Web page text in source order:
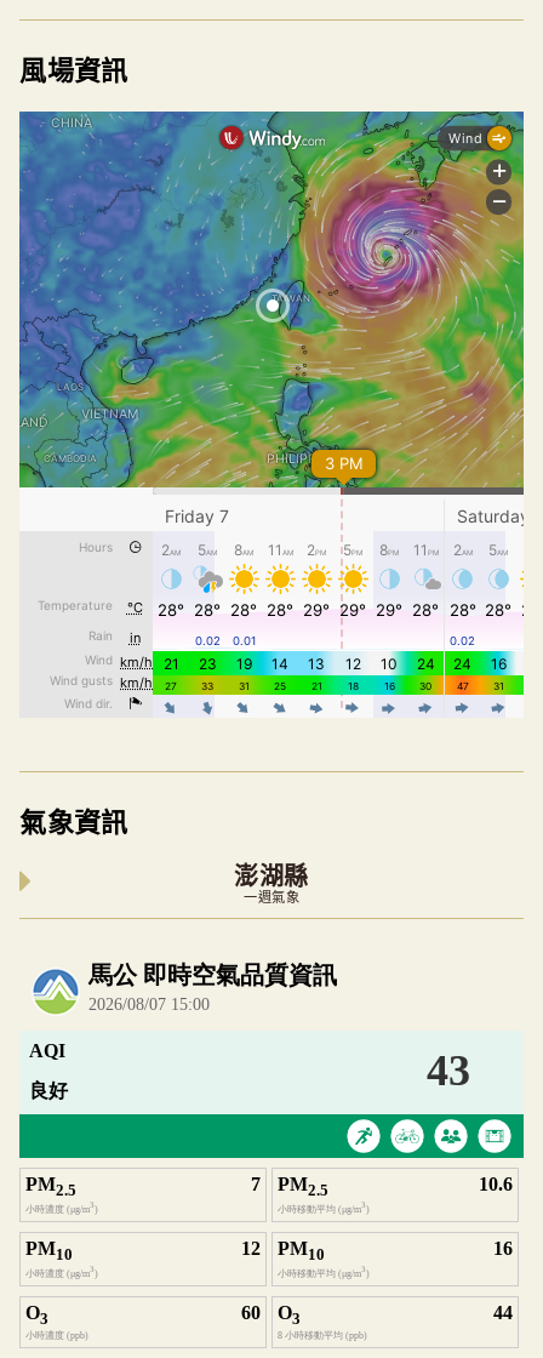
風場資訊
氣象資訊
澎湖縣
一週氣象
內嵌空氣品質小工具為視覺預覽，完整即時空